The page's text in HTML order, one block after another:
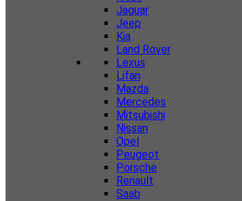
Jaguar
Jeep
Kia
Land Rover
Lexus
Lifan
Mazda
Mercedes
Mitsubishi
Nissan
Opel
Peugeot
Porsche
Renault
Saab